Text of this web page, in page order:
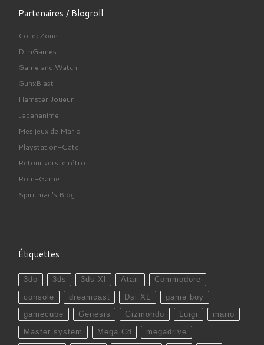
Partenaires / Blogroll
CollecZone
DimGames.
Game and Watch
GunxBlast
Hamster Joueur
Japananime
Mes jeux de Mario
Playstation-Gate.
Retour vers le rétro
Rom-Game.
Spiritmad's Blog
Étiquettes
3do 3ds 3ds Xl Atari Commodore
console dreamcast Dsi XL game boy
gamecube Genesis Gizmondo Luigi mario
Master system Mega Cd megadrive